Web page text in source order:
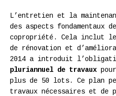
L’entretien et la
des aspects fondamentaux
copropriété. Cela inclut
de rénovation et
2014 a introduit
pluriannuel de travaux
plus de 50 lots. Ce plan
travaux nécessaires et